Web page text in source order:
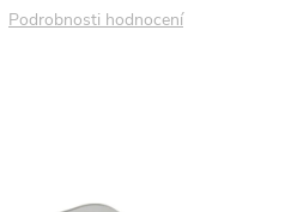
Podrobnosti hodnocení